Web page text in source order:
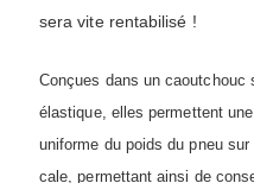
sera vite rentabilisé !
Conçues dans un caoutchouc
élastique, elles permettent
uniforme du poids du pneu
cale, permettant ainsi de